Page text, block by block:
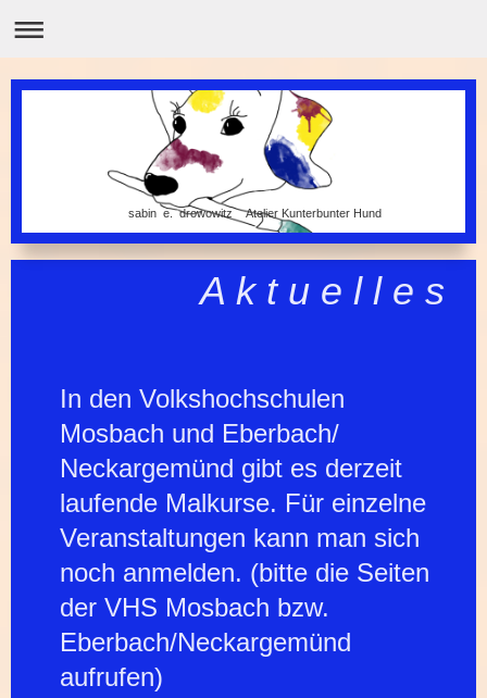
sabin e. drowowitz Atelier Kunterbunter Hund
A k t u e l l e s
In den Volkshochschulen
Mosbach und Eberbach/
Neckargemünd gibt es derzeit
laufende Malkurse. Für einzelne
Veranstaltungen kann man sich
noch anmelden. (bitte die Seiten
der VHS Mosbach bzw.
Eberbach/Neckargemünd
aufrufen)